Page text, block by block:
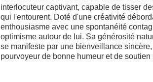
interlocuteur captivant, capable de tisser
qui l'entourent. Doté d'une créativité
enthousiasme avec une spontanéité
optimisme autour de lui. Sa générosité
se manifeste par une bienveillance
pourvoyeur de bonne humeur et de soutien